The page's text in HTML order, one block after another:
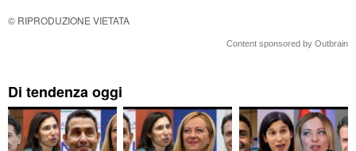
© RIPRODUZIONE VIETATA
Content sponsored by Outbrain
Di tendenza oggi